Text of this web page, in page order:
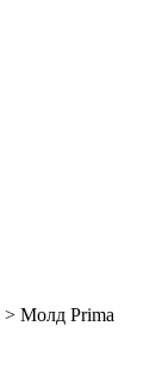
> Молд Prima